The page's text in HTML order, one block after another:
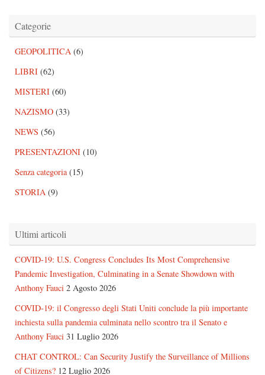
Categorie
GEOPOLITICA (6)
LIBRI (62)
MISTERI (60)
NAZISMO (33)
NEWS (56)
PRESENTAZIONI (10)
Senza categoria(15)
STORIA (9)
Ultimi articoli
COVID-19: U.S. Congress Concludes Its Most Comprehensive
Pandemic Investigation, Culminating in a Senate Showdown with
Anthony Fauci 2 Agosto 2026
COVID-19: il Congresso degli Stati Uniti conclude la più importante
inchiesta sulla pandemia culminata nello scontro tra il Senato e
Anthony Fauci 31 Luglio 2026
CHAT CONTROL: Can Security Justify the Surveillance of Millions
of Citizens? 12 Luglio 2026